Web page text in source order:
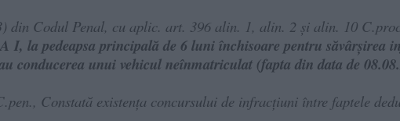
din Codul Penal, cu aplic. art. 396 alin. 1, alin. 2 și alin. 10
I, la pedeapsa principală de 6 luni închisoare pentru săvârșirea
conducerea unui vehicul neînmatriculat (fapta din data de
Constată existența concursului de infracțiuni între faptele